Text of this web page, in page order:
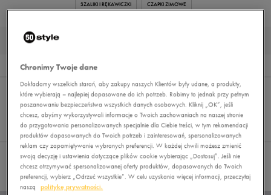
SZALIKI I RĘKAWICZKI CZAPKI ZIMOWE
5
Wyników
Sortuj:
REKOMENDOWANE
FILTRUJ (1)
Pokaż
60
z 5
Wybrane filtry: Wyczyść filtry
Chronimy Twoje dane
Dokładamy wszelkich starań, aby zakupy naszych Klientów były udane, a produkty,
które wybierają – najlepiej dopasowane do ich potrzeb. Robimy to jednak przy pełnym
poszanowaniu bezpieczeństwa wszystkich danych osobowych. Kliknij „OK”, jeśli
chcesz, abyśmy wykorzystywali informacje o Twoich zachowaniach na naszej stronie
do przygotowania personalizowanych specjalnie dla Ciebie treści, w tym rekomendacji
produktów dopasowanych do Twoich potrzeb i zainteresowań, spersonalizowanych
reklam czy zapamiętywanie wybranych preferencji. W każdej chwili możesz zmienić
swoją decyzję i ustawienia dotyczące plików cookie wybierając „Dostosuj”. Jeśli nie
chcesz otrzymywać spersonalizowanej oferty produktów, dopasowanych do Twoich
preferencji, wybierz „Odrzuć wszystkie”. W celu uzyskania więcej informacji, przeczytaj
naszą
politykę prywatności.